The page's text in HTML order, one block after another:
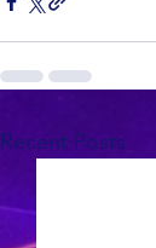
Recent Posts